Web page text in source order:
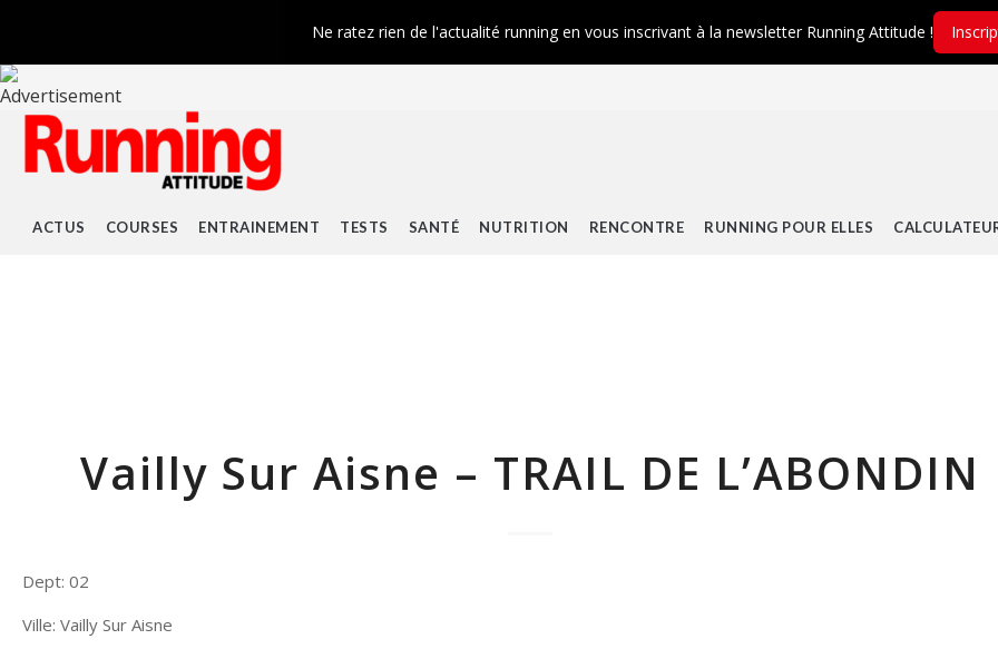
ACTUS COURSES ENTRAINEMENT TESTS SANTÉ NUTRITION RENCONTRE RUNNING POUR ELLES
Vailly Sur Aisne – TRAIL DE L’ABONDIN
Dept: 02
Ville: Vailly Sur Aisne
Ne ratez rien de l'actualité running en vous inscrivant à la newsletter Running Attitude !